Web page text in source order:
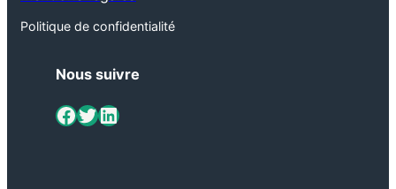
Politique de confidentialité
Nous suivre
ViaMétiers sur Facebook Twitter LinkedIn